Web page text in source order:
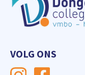
VOLG ONS